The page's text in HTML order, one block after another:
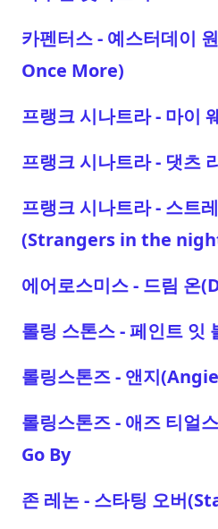
카펜터스 - 예스터데이
Once More)
프랭크 시나트라 - 마이
프랭크 시나트라 - 댓츠
프랭크 시나트라 - 스트
(Strangers in the
에어로스미스 - 드림 온
롤링 스톤스 - 페인트
롤링스톤즈 - 앤지
롤링스톤즈 - 애즈 티얼
Go By
존 레논 - 스타팅 오버